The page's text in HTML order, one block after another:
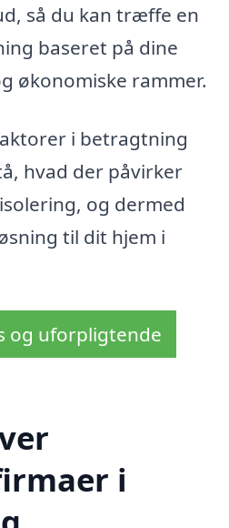
så du kan træffe en
baseret på dine
økonomiske rammer.
i betragtning
hvad der påvirker
og dermed
til dit hjem i
og uforpligtende
i